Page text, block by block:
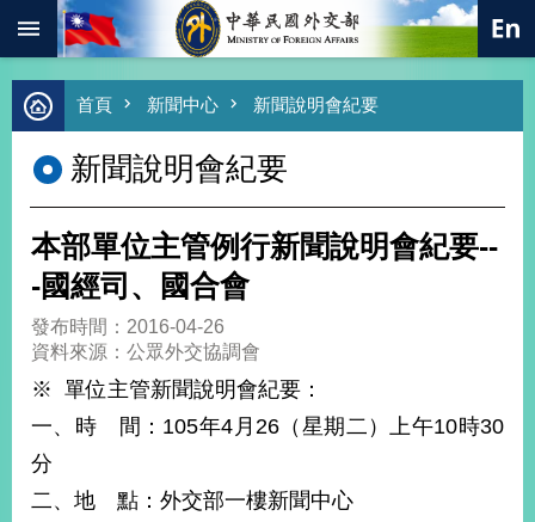
跳到主要內容區塊
進
階
尋
熱
總
合
外
值
外
交
首頁 新聞中心 新聞說明會紀要
新聞說明會紀要
本部單位主管例行新聞說明會紀要--
-國經司、國合會
發布時間：2016-04-26
資料來源：公眾外交協調會
※ 單位主管新聞說明會紀要：
一、時 間：105年4月26（星期二）上午10時30
分
二、地 點：外交部一樓新聞中心